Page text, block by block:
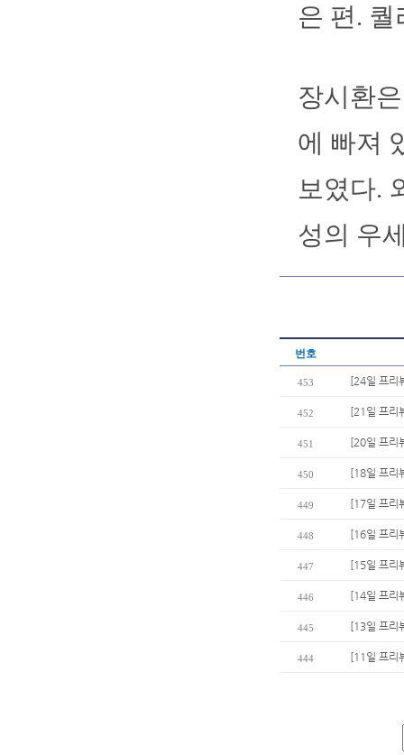
은 편.
장시환
에 빠져
보였다.
성의 우
번호
453 [24일 프리
452 [21일 프리
451 [20일 프리
450 [18일 프리
449 [17일 프리
448 [16일 프리
447 [15일 프리
446 [14일 프리
445 [13일 프리
444 [11일 프리